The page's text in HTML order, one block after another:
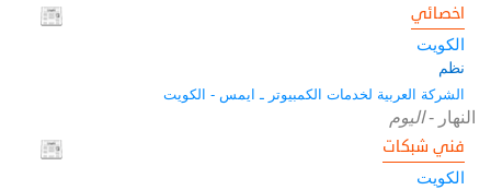
اخصائي
الكويت
نظم
الشركة العربية لخدمات الكمبيوتر ـ ايمس - الكويت
النهار -اليوم
فني شبكات
الكويت